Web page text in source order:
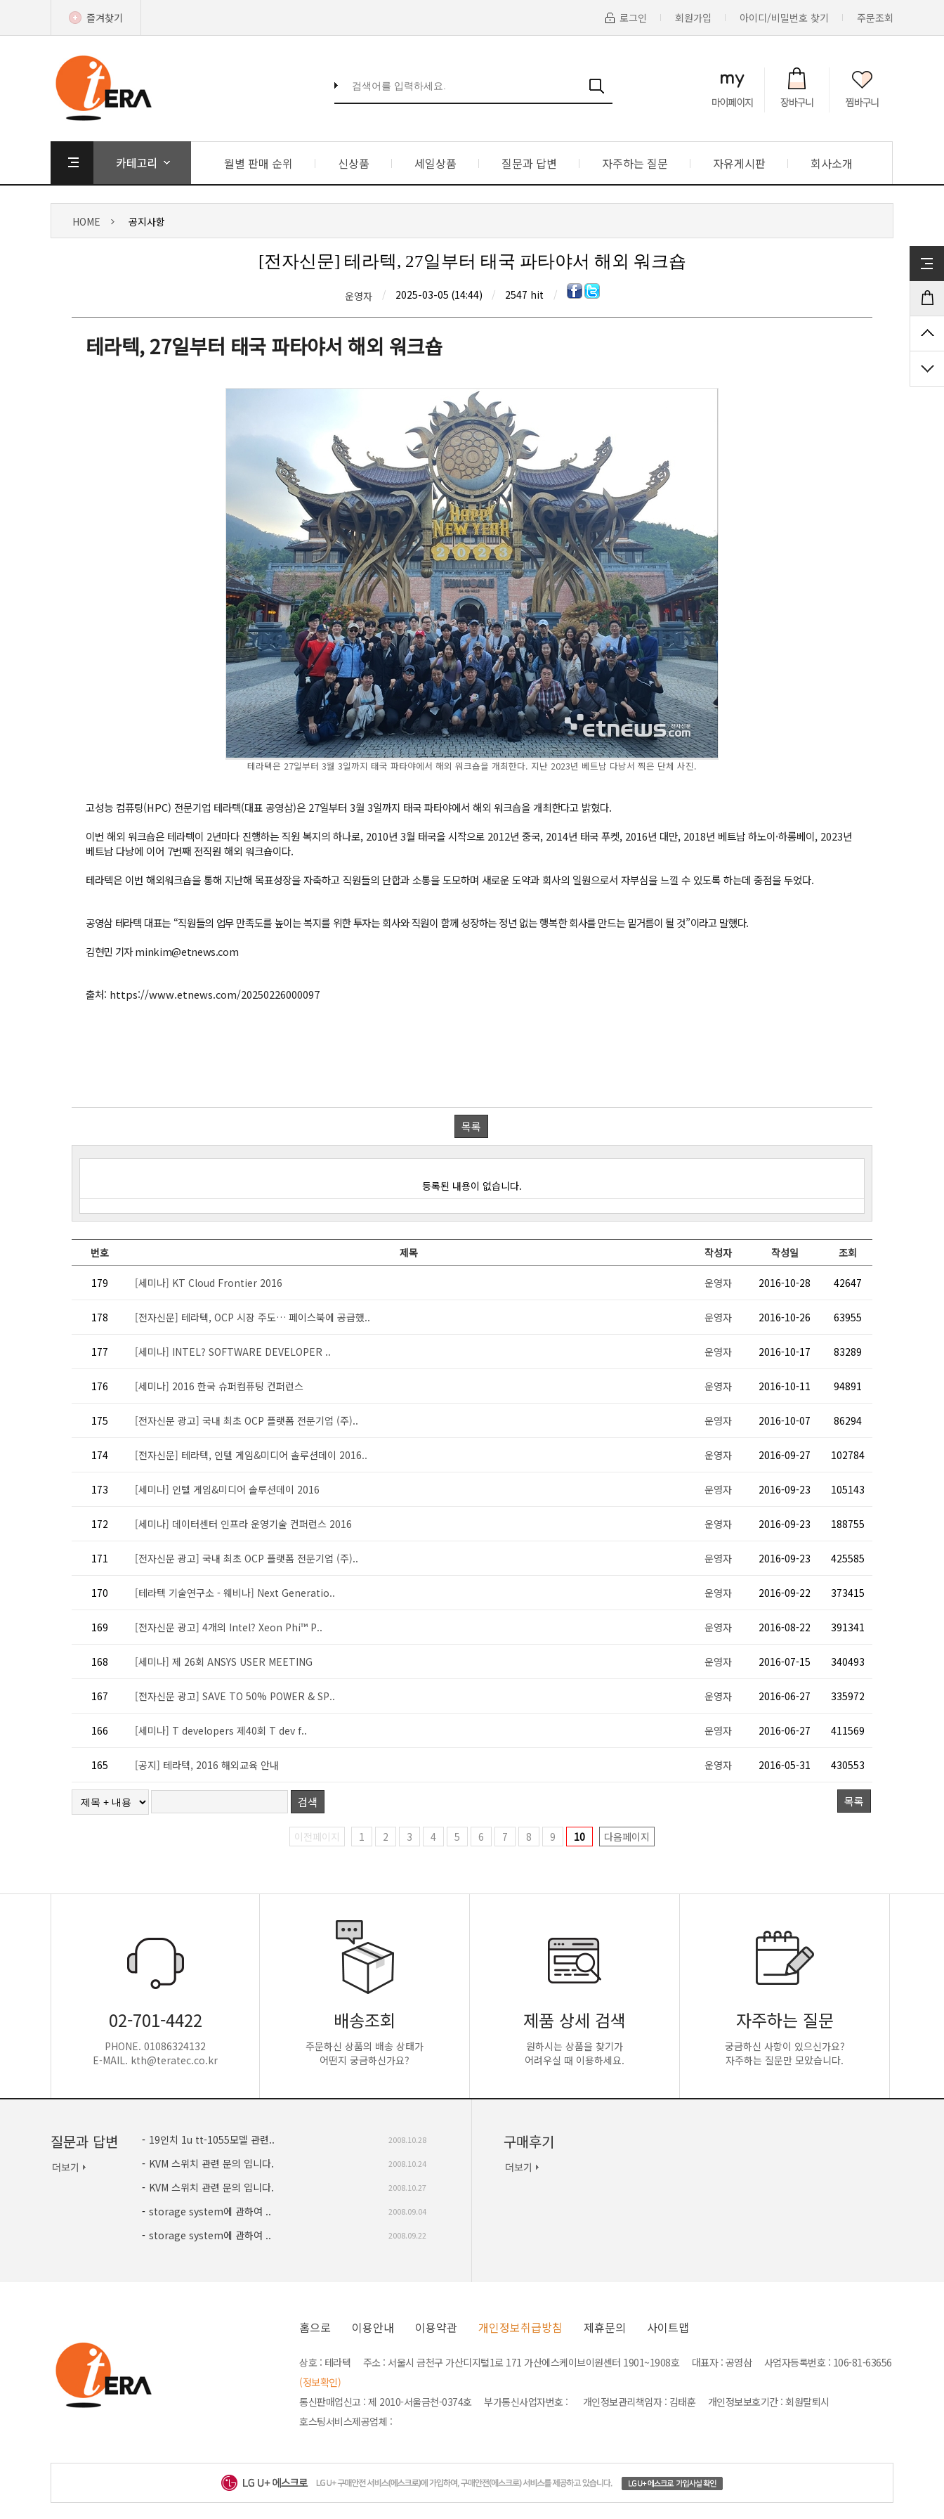
즐겨찾기 로그인 회원가입 아이디/비밀번호 찾기 주문조회
월별 판매 순위 신상품 세일상품 질문과 답변 자주하는 질문 자유게시판 회사소개
HOME 공지사항
[전자신문] 테라텍, 27일부터 태국 파타야서 해외 워크숍
운영자 / 2025-03-05 (14:44) / 2547 hit /
테라텍, 27일부터 태국 파타야서 해외 워크숍
테라텍은 27일부터 3월 3일까지 태국 파타야에서 해외 워크숍을 개최한다. 지난 2023년 베트남 다낭서 찍은 단체 사진.
고성능 컴퓨팅(HPC) 전문기업 테라텍(대표 공영삼)은 27일부터 3월 3일까지 태국 파타야에서 해외 워크숍을 개최한다고 밝혔다.
베트남 다낭에 이어 7번째 전직원 해외 워크숍이다.
테라텍은 이번 해외워크숍을 통해 지난해 목표성장을 자축하고 직원들의 단합과 소통을 도모하며 새로운 도약과 회사의 일원으로서 자부심을 느낄 수 있도록 하는데 중점을 두었다.
공영삼 테라텍 대표는 “직원들의 업무 만족도를 높이는 복지를 위한 투자는 회사와 직원이 함께 성장하는 정년 없는 행복한 회사를 만드는 밑거름이 될 것”이라고 말했다.
김현민 기자 minkim@etnews.com
출처: https://www.etnews.com/20250226000097
목록
등록된 내용이 없습니다.
번호 제목 작성자 작성일 조회
179 [세미나] KT Cloud Frontier 2016 운영자 2016-10-28 42647
178 [전자신문] 테라텍, OCP 시장 주도… 페이스북에 공급했.. 운영자 2016-10-26 63955
177 [세미나] INTEL? SOFTWARE DEVELOPER .. 운영자 2016-10-17 83289
176 [세미나] 2016 한국 슈퍼컴퓨팅 컨퍼런스 운영자 2016-10-11 94891
175 [전자신문 광고] 국내 최초 OCP 플랫폼 전문기업 (주).. 운영자 2016-10-07 86294
174 [전자신문] 테라텍, 인텔 게임&미디어 솔루션데이 2016.. 운영자 2016-09-27 102784
173 [세미나] 인텔 게임&미디어 솔루션데이 2016 운영자 2016-09-23 105143
172 [세미나] 데이터센터 인프라 운영기술 컨퍼런스 2016 운영자 2016-09-23 188755
171 [전자신문 광고] 국내 최초 OCP 플랫폼 전문기업 (주).. 운영자 2016-09-23 425585
170 [테라텍 기술연구소 - 웨비나] Next Generatio.. 운영자 2016-09-22 373415
169 [전자신문 광고] 4개의 Intel? Xeon Phi™ P.. 운영자 2016-08-22 391341
168 [세미나] 제 26회 ANSYS USER MEETING 운영자 2016-07-15 340493
167 [전자신문 광고] SAVE TO 50% POWER & SP.. 운영자 2016-06-27 335972
166 [세미나] T developers 제40회 T dev f.. 운영자 2016-06-27 411569
165 [공지] 테라텍, 2016 해외교육 안내 운영자 2016-05-31 430553
검색 목록
이전페이지 1 2 3 4 5 6 7 8 9 10 다음페이지
02-701-4422
PHONE. 01086324132
E-MAIL. kth@teratec.co.kr
배송조회
주문하신 상품의 배송 상태가
어떤지 궁금하신가요?
제품 상세 검색
원하시는 상품을 찾기가
어려우실 때 이용하세요.
자주하는 질문
궁금하신 사항이 있으신가요?
자주하는 질문만 모았습니다.
질문과 답변 - 19인치 1u tt-1055모델 관련.. 2008.10.28
- KVM 스위치 관련 문의 입니다. 2008.10.24
- KVM 스위치 관련 문의 입니다. 2008.10.27
- storage system에 관하여 .. 2008.09.04
- storage system에 관하여 .. 2008.09.22
구매후기
홈으로 이용안내 이용약관 개인정보취급방침 제휴문의 사이트맵
상호 : 테라텍 주소 : 서울시 금천구 가산디지털1로 171 가산에스케이브이원센터 1901~1908호 대표자 : 공영삼 사업자등록번호 : 106-81-63656
(정보확인)
통신판매업신고 : 제 2010-서울금천-0374호 부가통신사업자번호 : 개인정보관리책임자 : 김태훈 개인정보보호기간 : 회원탈퇴시
호스팅서비스제공업체 :